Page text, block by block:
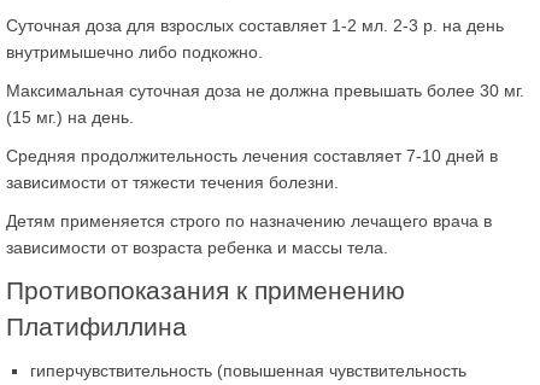
Суточная доза для взрослых составляет 1-2 мл. 2-3 р. на день
внутримышечно либо подкожно.
Максимальная суточная доза не должна превышать более 30 мг.
(15 мг.) на день.
Средняя продолжительность лечения составляет 7-10 дней в
зависимости от тяжести течения болезни.
Детям применяется строго по назначению лечащего врача в
зависимости от возраста ребенка и массы тела.
Противопоказания к применению
Платифиллина
гиперчувствительность (повышенная чувствительность